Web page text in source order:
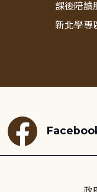
課後陪讀
新北學專